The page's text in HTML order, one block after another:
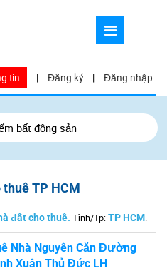
tin | Đăng ký | Đăng nhập
bất động sản
TP HCM
đất cho thuê. Tỉnh/Tp:TP HCM.
Nhà Nguyên Căn Đường
Xuân Thủ Đức LH